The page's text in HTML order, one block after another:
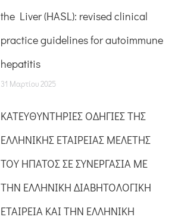
the Liver (HASL): revised clinical
practice guidelines for autoimmune
hepatitis
31 Μαρτίου 2025
ΚΑΤΕΥΘΥΝTΗΡΙΕΣ ΟΔΗΓΙΕΣ ΤΗΣ
ΕΛΛΗΝΙΚΗΣ ΕΤΑΙΡΕΙΑΣ ΜΕΛΕΤΗΣ
ΤΟΥ ΗΠΑΤΟΣ ΣΕ ΣΥΝΕΡΓΑΣΙΑ ΜΕ
ΤΗΝ ΕΛΛΗΝΙΚΗ ΔΙΑΒΗΤΟΛΟΓΙΚΗ
ΕΤΑΙΡΕΙΑ ΚΑΙ ΤΗΝ ΕΛΛΗΝΙΚΗ